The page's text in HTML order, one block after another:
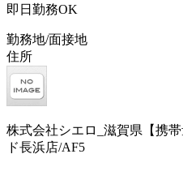
即日勤務OK
勤務地/面接地
住所
株式会社シエロ_滋賀県【携
ド長浜店/AF5